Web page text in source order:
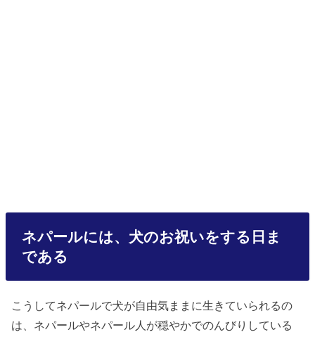
ネパールには、犬のお祝いをする日ま
である
こうしてネパールで犬が自由気ままに生きていられるの
は、ネパールやネパール人が穏やかでのんびりしている